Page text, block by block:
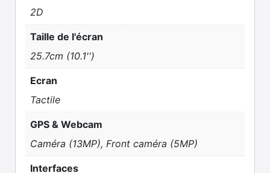
2D
Taille de l'écran
25.7cm (10.1'')
Ecran
Tactile
GPS & Webcam
Caméra (13MP), Front caméra (5MP)
Interfaces